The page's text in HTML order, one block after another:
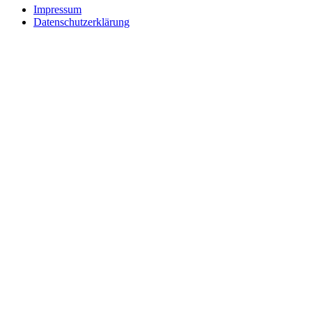
Impressum
Datenschutzerklärung